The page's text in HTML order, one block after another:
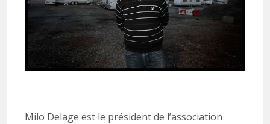
Milo Delage est le président de l’association